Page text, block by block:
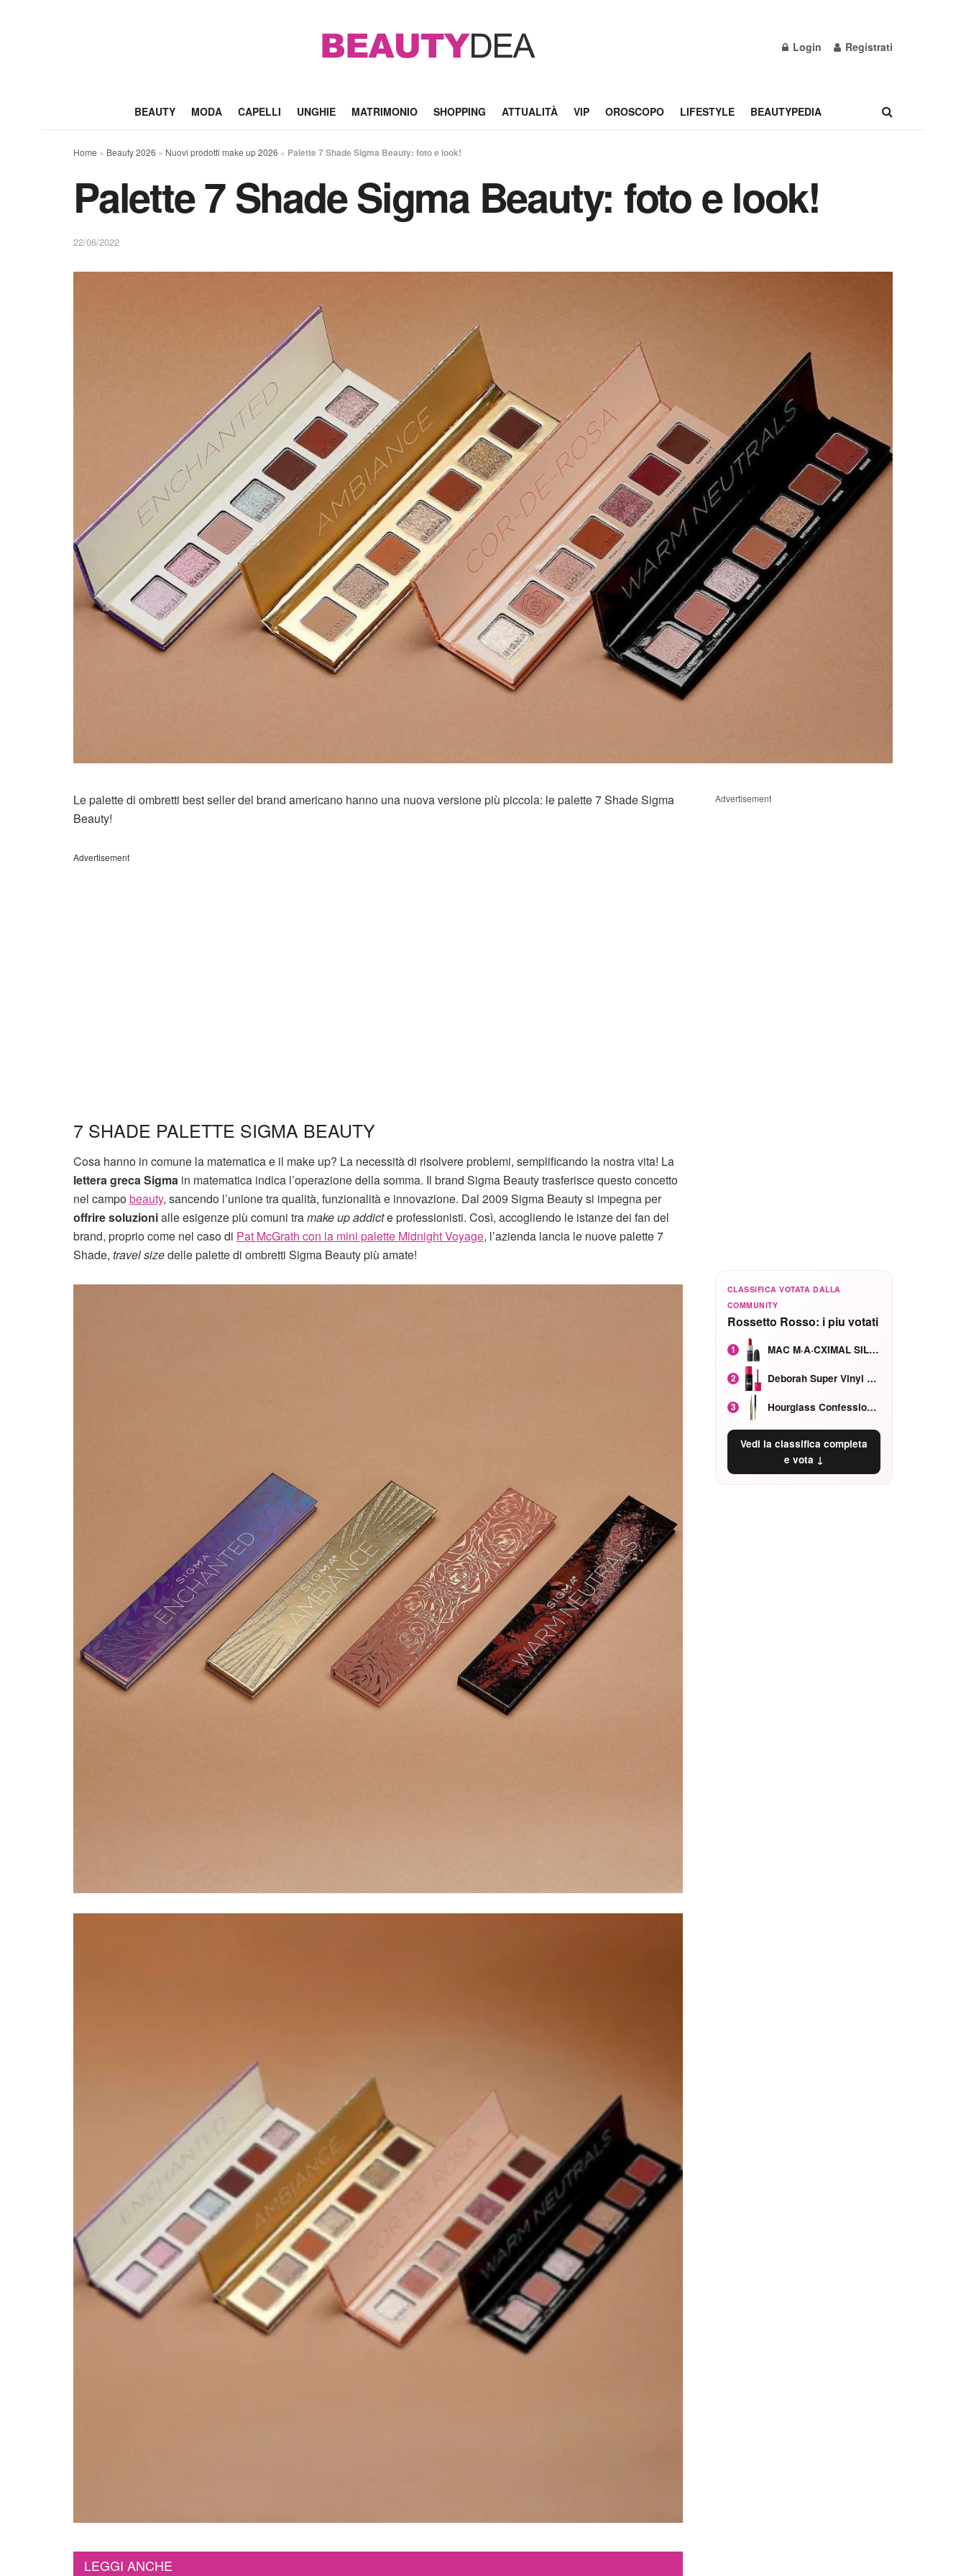
Login Registrati
BEAUTY MODA CAPELLI UNGHIE MATRIMONIO SHOPPING ATTUALITÀ VIP OROSCOPO LIFESTYLE BEAUTYPEDIA
Home » Beauty 2026 » Nuovi prodotti make up 2026 » Palette 7 Shade Sigma Beauty: foto e look!
Palette 7 Shade Sigma Beauty: foto e look!
22/06/2022
Le palette di ombretti best seller del brand americano hanno una nuova versione più piccola: le palette 7 Shade Sigma
Beauty!
Advertisement
7 SHADE PALETTE SIGMA BEAUTY
Cosa hanno in comune la matematica e il make up? La necessità di risolvere problemi, semplificando la nostra vita! La
lettera greca Sigma in matematica indica l’operazione della somma. Il brand Sigma Beauty trasferisce questo concetto
nel campobeauty, sancendo l’unione tra qualità, funzionalità e innovazione. Dal 2009 Sigma Beauty si impegna per
offrire soluzionialle esigenze più comuni tramake up addicte professionisti. Così, accogliendo le istanze dei fan del
brand, proprio come nel caso di Pat McGrath con la mini palette Midnight Voyage, l’azienda lancia le nuove palette 7
Shade, travel sizedelle palette di ombretti Sigma Beauty più amate!
LEGGI ANCHE
Advertisement
CLASSIFICA VOTATA DALLA
COMMUNITY
Rossetto Rosso: i piu votati
1 MAC M·A·CXIMAL SILKY MATTE Red Rock mat
2 Deborah Super Vinyl Shake Rosa Ciliegia
3 Hourglass Confession Ricaricabile Ultra Preciso Ad Alta Intensità Secretly Classic Red
Vedi la classifica completa
e vota ↓